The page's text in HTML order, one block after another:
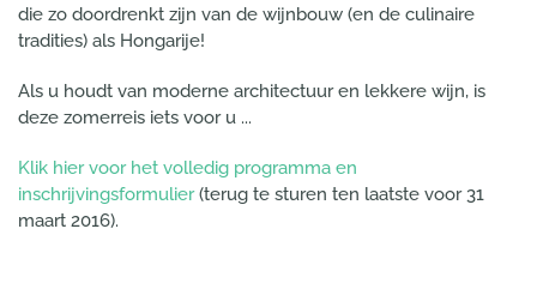
die zo doordrenkt zijn van de wijnbouw (en de culinaire
tradities) als Hongarije!
Als u houdt van moderne architectuur en lekkere wijn, is
deze zomerreis iets voor u ...
Klik hier voor het volledig programma en
inschrijvingsformulier(terug te sturen ten laatste voor 31
maart 2016).